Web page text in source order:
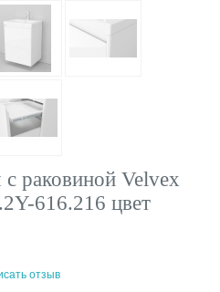
раковиной Velvex
616.216 цвет
отзыв